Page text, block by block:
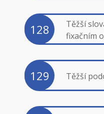
128
Těžší
fixačním
129 Těžší